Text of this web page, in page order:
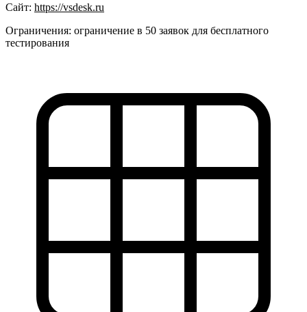
Сайт: https://vsdesk.ru
Ограничения: ограничение в 50 заявок для бесплатного
тестирования